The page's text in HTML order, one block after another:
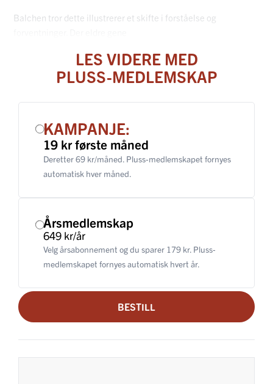
Balchen tror dette illustrerer et skifte i forståelse og
LES VIDERE MED
PLUSS-MEDLEMSKAP
KAMPANJE:
19 kr første måned
Deretter 69 kr/måned. Pluss-medlemskapet fornyes
automatisk hver måned.
Årsmedlemskap
649 kr/år
Velg årsabonnement og du sparer 179 kr. Pluss-
medlemskapet fornyes automatisk hvert år.
BESTILL